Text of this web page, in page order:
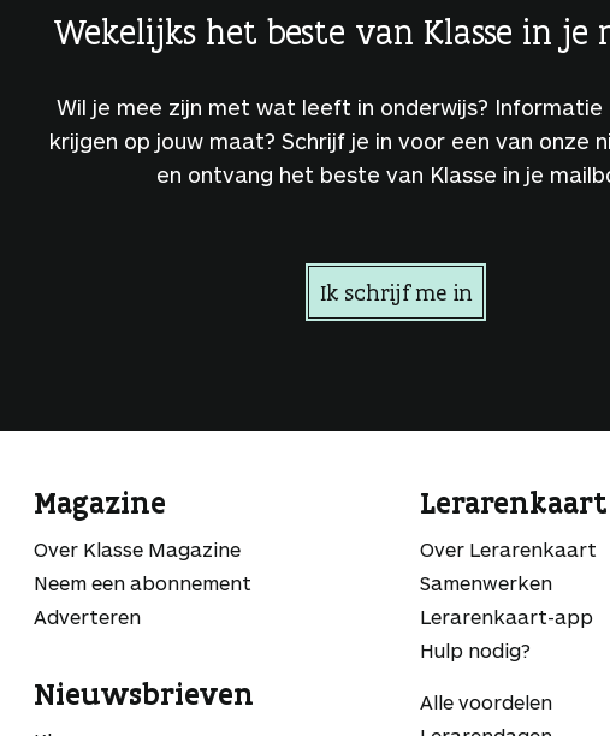
Wekelijks het beste van Klasse in je
Wil je mee zijn met wat leeft in onderwijs? Informatie
krijgen op jouw maat? Schrijf je in voor een van onze
en ontvang het beste van Klasse in je
Ik schrijf me in
Magazine
Over Klasse Magazine
Neem een abonnement
Adverteren
Nieuwsbrieven
Lerarenkaart
Over Lerarenkaart
Samenwerken
Lerarenkaart-app
Hulp nodig?
Alle voordelen